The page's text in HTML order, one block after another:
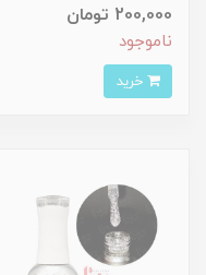
200,000 تومان
ناموجود